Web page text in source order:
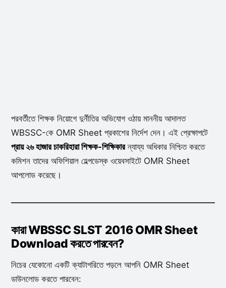
পরবর্তীতে শিক্ষক নিয়োগে দুর্নীতির অভিযোগ ওঠায় মাননীয় আদালত
WBSSC-কে OMR Sheet প্রকাশের নির্দেশ দেন। এই প্রেক্ষাপটে
প্রায় ২৬ হাজার চাকরিহারা শিক্ষক-শিক্ষিকারন্যায্য অধিকার নিশ্চিত করতে
কমিশন তাদের অফিশিয়াল হেল্পডেস্ক ওয়েবসাইটে OMR Sheet
আপলোড করেছে।
কারা WBSSC SLST 2016 OMR Sheet
Download করতে পারবেন?
নিচের যেকোনো একটি ক্যাটাগরিতে পড়লে আপনি OMR Sheet
ডাউনলোড করতে পারবেন: